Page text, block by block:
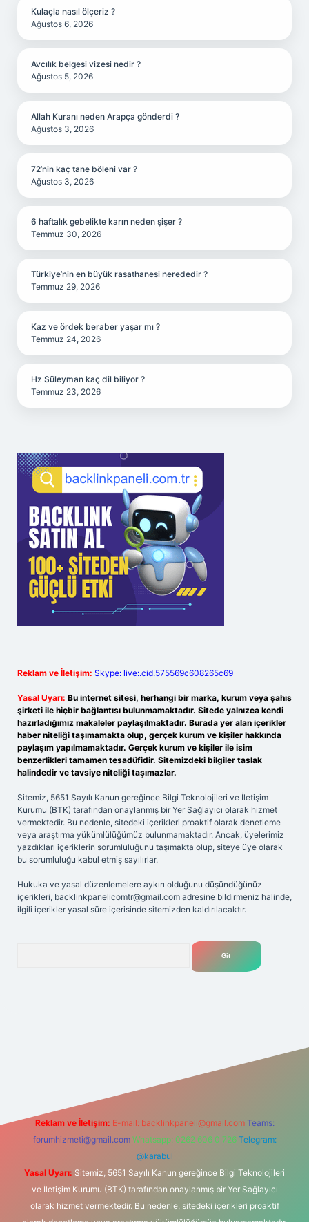
Kulaçla nasıl ölçeriz ?
Ağustos 6, 2026
Avcılık belgesi vizesi nedir ?
Ağustos 5, 2026
Allah Kuranı neden Arapça gönderdi ?
Ağustos 3, 2026
72’nin kaç tane böleni var ?
Ağustos 3, 2026
6 haftalık gebelikte karın neden şişer ?
Temmuz 30, 2026
Türkiye’nin en büyük rasathanesi nerededir ?
Temmuz 29, 2026
Kaz ve ördek beraber yaşar mı ?
Temmuz 24, 2026
Hz Süleyman kaç dil biliyor ?
Temmuz 23, 2026
Reklam ve İletişim: Skype: live:.cid.575569c608265c69
Yasal Uyarı: Bu internet sitesi, herhangi bir marka, kurum veya şahıs
şirketi ile hiçbir bağlantısı bulunmamaktadır. Sitede yalnızca kendi
hazırladığımız makaleler paylaşılmaktadır. Burada yer alan içerikler
haber niteliği taşımamakta olup, gerçek kurum ve kişiler hakkında
paylaşım yapılmamaktadır. Gerçek kurum ve kişiler ile isim
benzerlikleri tamamen tesadüfidir. Sitemizdeki bilgiler taslak
halindedir ve tavsiye niteliği taşımazlar.
Sitemiz, 5651 Sayılı Kanun gereğince Bilgi Teknolojileri ve İletişim
Kurumu (BTK) tarafından onaylanmış bir Yer Sağlayıcı olarak hizmet
vermektedir. Bu nedenle, sitedeki içerikleri proaktif olarak denetleme
veya araştırma yükümlülüğümüz bulunmamaktadır. Ancak, üyelerimiz
yazdıkları içeriklerin sorumluluğunu taşımakta olup, siteye üye olarak
bu sorumluluğu kabul etmiş sayılırlar.
Hukuka ve yasal düzenlemelere aykırı olduğunu düşündüğünüz
içerikleri, backlinkpanelicomtr@gmail.com adresine bildirmeniz halinde,
ilgili içerikler yasal süre içerisinde sitemizden kaldırılacaktır.
Reklam ve İletişim: E-mail: backlinkpaneli@gmail.com Teams:
forumhizmeti@gmail.com Whatsapp: 0262 606 0 726 Telegram:
@karabul
Yasal Uyarı: Sitemiz, 5651 Sayılı Kanun gereğince Bilgi Teknolojileri
ve İletişim Kurumu (BTK) tarafından onaylanmış bir Yer Sağlayıcı
olarak hizmet vermektedir. Bu nedenle, sitedeki içerikleri proaktif